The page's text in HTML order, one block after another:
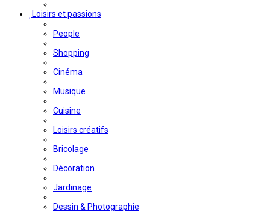
Loisirs et passions
People
Shopping
Cinéma
Musique
Cuisine
Loisirs créatifs
Bricolage
Décoration
Jardinage
Dessin & Photographie